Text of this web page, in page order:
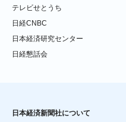
テレビせとうち
日経CNBC
日本経済研究センター
日経懇話会
日本経済新聞社について